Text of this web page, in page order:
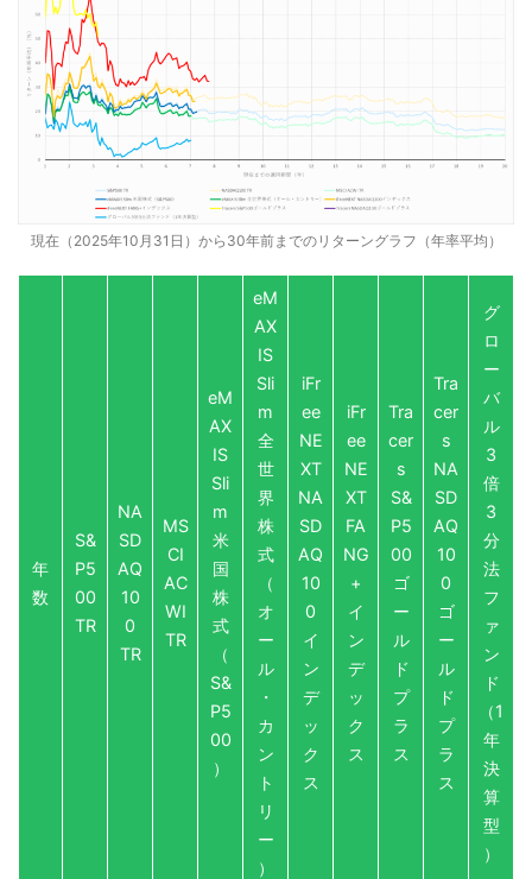
現在（2025年10月31日）から30年前までのリターングラフ（年率平均）
年
数
S&
P5
00
TR
NA
SD
AQ
10
0
TR
MS
CI
AC
WI
TR
eM
AX
IS
Sli
m
米
国
株
式
（
S&
P5
00
）
eM
AX
IS
Sli
m
全
世
界
株
式
（
オ
ー
ル
・
カ
ン
ト
リ
ー
）
iFr
ee
NE
XT
NA
SD
AQ
10
0
イ
ン
デ
ッ
ク
ス
iFr
ee
NE
XT
FA
NG
+
イ
ン
デ
ッ
ク
ス
Tra
cer
s
S&
P5
00
ゴ
ー
ル
ド
プ
ラ
ス
Tra
cer
s
NA
SD
AQ
10
0
ゴ
ー
ル
ド
プ
ラ
ス
グ
ロ
ー
バ
ル
3
倍
3
分
法
フ
ァ
ン
ド
（1
年
決
算
型
）